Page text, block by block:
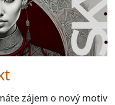
zájem o nový motiv